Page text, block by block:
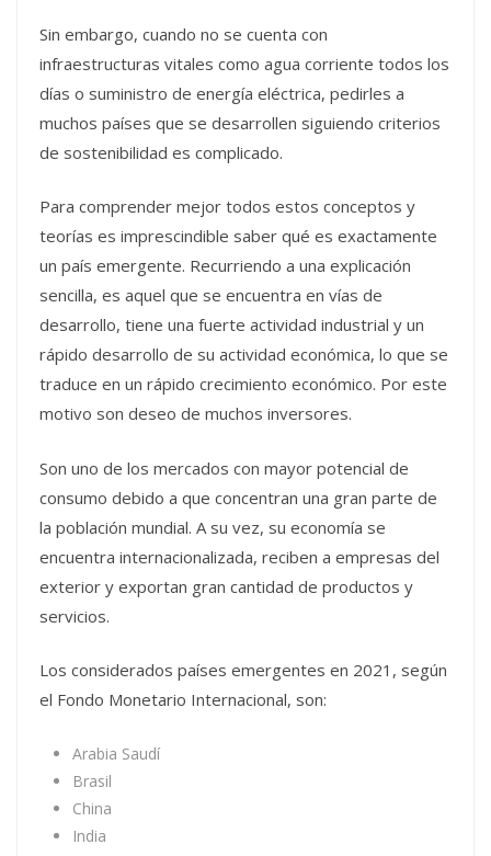
Sin embargo, cuando no se cuenta con
infraestructuras vitales como agua corriente todos los
días o suministro de energía eléctrica, pedirles a
muchos países que se desarrollen siguiendo criterios
de sostenibilidad es complicado.
Para comprender mejor todos estos conceptos y
teorías es imprescindible saber qué es exactamente
un país emergente. Recurriendo a una explicación
sencilla, es aquel que se encuentra en vías de
desarrollo, tiene una fuerte actividad industrial y un
rápido desarrollo de su actividad económica, lo que se
traduce en un rápido crecimiento económico. Por este
motivo son deseo de muchos inversores.
Son uno de los mercados con mayor potencial de
consumo debido a que concentran una gran parte de
la población mundial. A su vez, su economía se
encuentra internacionalizada, reciben a empresas del
exterior y exportan gran cantidad de productos y
servicios.
Los considerados países emergentes en 2021, según
el Fondo Monetario Internacional, son:
Arabia Saudí
Brasil
China
India